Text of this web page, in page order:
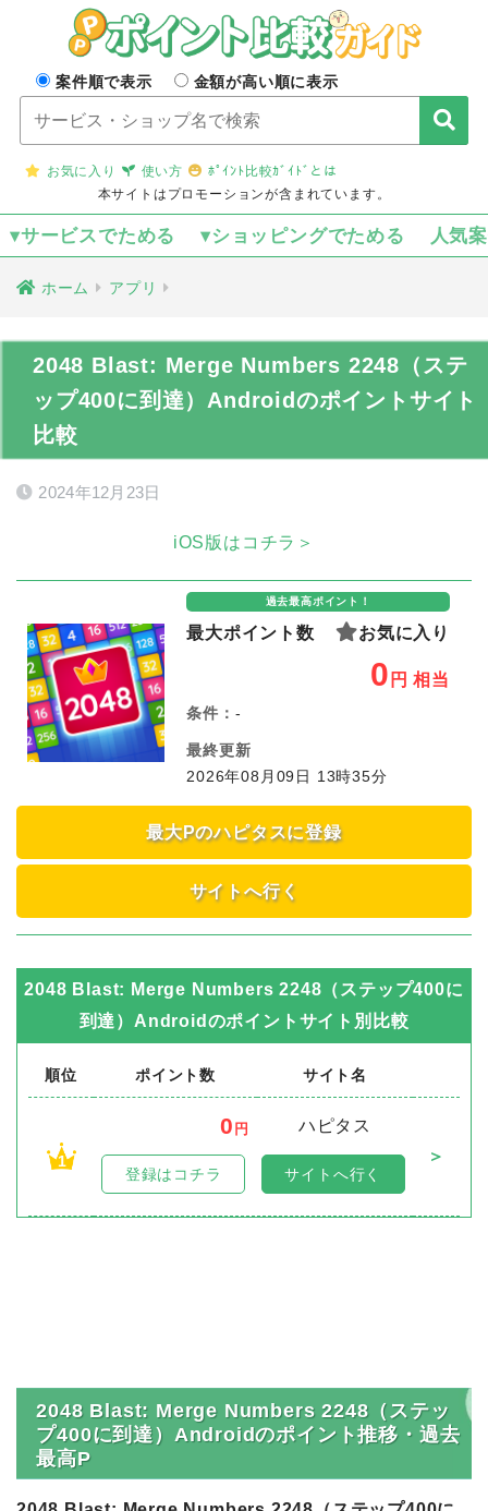
案件順で表示 金額が高い順に表示
お気に入り 使い方
ﾎﾟｲﾝﾄ比較ｶﾞｲﾄﾞとは
本サイトはプロモーションが含まれています。
▾サービスでためる ▾ショッピングでためる 人気
ホーム アプリ
2048 Blast: Merge Numbers 2248（ステ
ップ400に到達）Androidのポイントサイト
比較
2024年12月23日
iOS版はコチラ＞
過去最高ポイント！
最大ポイント数 お気に入り
0 円 相当
条件： -
最終更新
2026年08月09日 13時35分
最大Pのハピタスに登録
サイトへ行く
2048 Blast: Merge Numbers 2248（ステップ400に
到達）Android のポイントサイト別比較
順位 ポイント数 サイト名
1
0 円
ハピタス
＞
登録はコチラ サイトへ行く
2048 Blast: Merge Numbers 2248（ステッ
プ400に到達）Androidのポイント推移・過去
最高P